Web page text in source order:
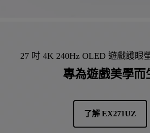
27 吋 4K 240Hz OLED 遊戲護眼
專為遊戲美學而
了解 EX271UZ